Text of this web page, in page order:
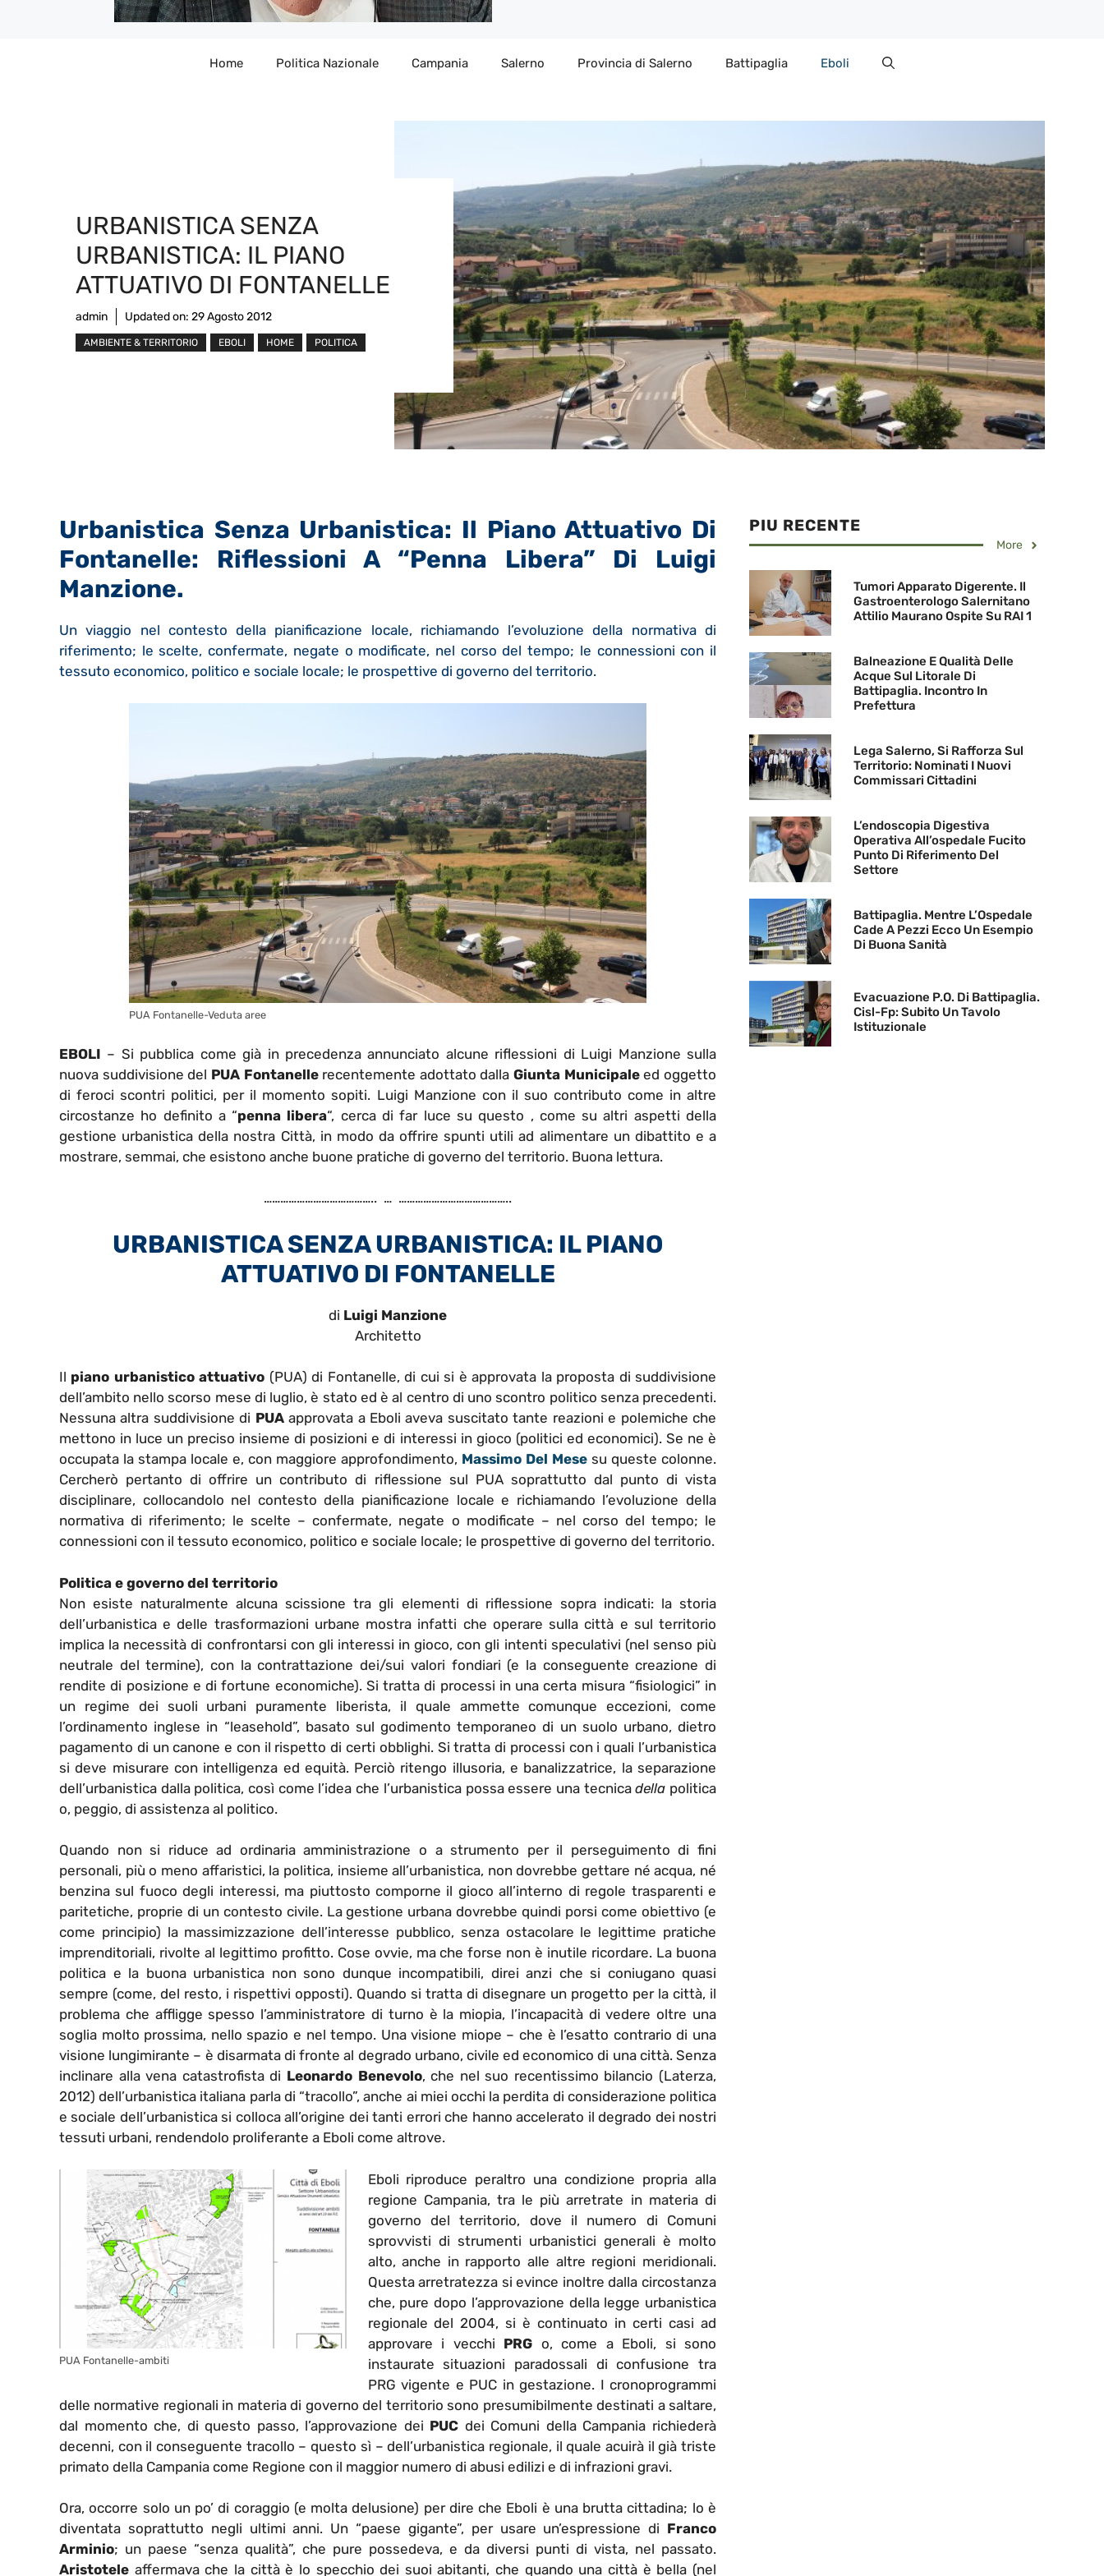
Home Politica Nazionale Campania Salerno Provincia di Salerno Battipaglia Eboli
URBANISTICA SENZA
URBANISTICA: IL PIANO
ATTUATIVO DI FONTANELLE
admin Updated on: 29 Agosto 2012
AMBIENTE & TERRITORIO EBOLI HOME POLITICA
Urbanistica Senza Urbanistica: Il Piano Attuativo Di
Fontanelle: Riflessioni A “penna Libera” Di Luigi
Manzione.
Un viaggio nel contesto della pianificazione locale, richiamando l’evoluzione della normativa di
riferimento; le scelte, confermate, negate o modificate, nel corso del tempo; le connessioni con il
tessuto economico, politico e sociale locale; le prospettive di governo del territorio.
PUA Fontanelle-Veduta aree
EBOLI – Si pubblica come già in precedenza annunciato alcune riflessioni di Luigi Manzione sulla
nuova suddivisione del PUA Fontanellerecentemente adottato dallaGiunta Municipaleed oggetto
di feroci scontri politici, per il momento sopiti. Luigi Manzione con il suo contributo come in altre
circostanze ho definito a “penna libera“, cerca di far luce su questo , come su altri aspetti della
gestione urbanistica della nostra Città, in modo da offrire spunti utili ad alimentare un dibattito e a
mostrare, semmai, che esistono anche buone pratiche di governo del territorio. Buona lettura.
………………………………….. … …………………………………..
URBANISTICA SENZA URBANISTICA: IL PIANO
ATTUATIVO DI FONTANELLE
di Luigi Manzione
Architetto
Il piano urbanistico attuativo (PUA) di Fontanelle, di cui si è approvata la proposta di suddivisione
dell’ambito nello scorso mese di luglio, è stato ed è al centro di uno scontro politico senza precedenti.
Nessuna altra suddivisione di PUAapprovata a Eboli aveva suscitato tante reazioni e polemiche che
mettono in luce un preciso insieme di posizioni e di interessi in gioco (politici ed economici). Se ne è
occupata la stampa locale e, con maggiore approfondimento, Massimo Del Mese su queste colonne.
Cercherò pertanto di offrire un contributo di riflessione sul PUA soprattutto dal punto di vista
disciplinare, collocandolo nel contesto della pianificazione locale e richiamando l’evoluzione della
normativa di riferimento; le scelte – confermate, negate o modificate – nel corso del tempo; le
connessioni con il tessuto economico, politico e sociale locale; le prospettive di governo del territorio.
Politica e governo del territorio
Non esiste naturalmente alcuna scissione tra gli elementi di riflessione sopra indicati: la storia
dell’urbanistica e delle trasformazioni urbane mostra infatti che operare sulla città e sul territorio
implica la necessità di confrontarsi con gli interessi in gioco, con gli intenti speculativi (nel senso più
neutrale del termine), con la contrattazione dei/sui valori fondiari (e la conseguente creazione di
rendite di posizione e di fortune economiche). Si tratta di processi in una certa misura “fisiologici” in
un regime dei suoli urbani puramente liberista, il quale ammette comunque eccezioni, come
l’ordinamento inglese in “leasehold”, basato sul godimento temporaneo di un suolo urbano, dietro
pagamento di un canone e con il rispetto di certi obblighi. Si tratta di processi con i quali l’urbanistica
si deve misurare con intelligenza ed equità. Perciò ritengo illusoria, e banalizzatrice, la separazione
dell’urbanistica dalla politica, così come l’idea che l’urbanistica possa essere una tecnicadella politica
o, peggio, di assistenza al politico.
Quando non si riduce ad ordinaria amministrazione o a strumento per il perseguimento di fini
personali, più o meno affaristici, la politica, insieme all’urbanistica, non dovrebbe gettare né acqua, né
benzina sul fuoco degli interessi, ma piuttosto comporne il gioco all’interno di regole trasparenti e
paritetiche, proprie di un contesto civile. La gestione urbana dovrebbe quindi porsi come obiettivo (e
come principio) la massimizzazione dell’interesse pubblico, senza ostacolare le legittime pratiche
imprenditoriali, rivolte al legittimo profitto. Cose ovvie, ma che forse non è inutile ricordare. La buona
politica e la buona urbanistica non sono dunque incompatibili, direi anzi che si coniugano quasi
sempre (come, del resto, i rispettivi opposti). Quando si tratta di disegnare un progetto per la città, il
problema che affligge spesso l’amministratore di turno è la miopia, l’incapacità di vedere oltre una
soglia molto prossima, nello spazio e nel tempo. Una visione miope – che è l’esatto contrario di una
visione lungimirante – è disarmata di fronte al degrado urbano, civile ed economico di una città. Senza
inclinare alla vena catastrofista di Leonardo Benevolo, che nel suo recentissimo bilancio (Laterza,
2012) dell’urbanistica italiana parla di “tracollo”, anche ai miei occhi la perdita di considerazione politica
e sociale dell’urbanistica si colloca all’origine dei tanti errori che hanno accelerato il degrado dei nostri
tessuti urbani, rendendolo proliferante a Eboli come altrove.
PUA Fontanelle-ambiti
Eboli riproduce peraltro una condizione propria alla
regione Campania, tra le più arretrate in materia di
governo del territorio, dove il numero di Comuni
sprovvisti di strumenti urbanistici generali è molto
alto, anche in rapporto alle altre regioni meridionali.
Questa arretratezza si evince inoltre dalla circostanza
che, pure dopo l’approvazione della legge urbanistica
regionale del 2004, si è continuato in certi casi ad
approvare i vecchi PRG o, come a Eboli, si sono
instaurate situazioni paradossali di confusione tra
PRG vigente e PUC in gestazione. I cronoprogrammi
delle normative regionali in materia di governo del territorio sono presumibilmente destinati a saltare,
dal momento che, di questo passo, l’approvazione dei PUC dei Comuni della Campania richiederà
decenni, con il conseguente tracollo – questo sì – dell’urbanistica regionale, il quale acuirà il già triste
primato della Campania come Regione con il maggior numero di abusi edilizi e di infrazioni gravi.
Ora, occorre solo un po’ di coraggio (e molta delusione) per dire che Eboli è una brutta cittadina; lo è
diventata soprattutto negli ultimi anni. Un “paese gigante”, per usare un’espressione di Franco
Arminio; un paese “senza qualità”, che pure possedeva, e da diversi punti di vista, nel passato.
Aristotele affermava che la città è lo specchio dei suoi abitanti, che quando una città è bella (nel
PIU RECENTE
More
Tumori Apparato Digerente. Il
Gastroenterologo Salernitano
Attilio Maurano Ospite Su RAI 1
Balneazione E Qualità Delle
Acque Sul Litorale Di
Battipaglia. Incontro In
Prefettura
Lega Salerno, Si Rafforza Sul
Territorio: Nominati I Nuovi
Commissari Cittadini
L’endoscopia Digestiva
Operativa All’ospedale Fucito
Punto Di Riferimento Del
Settore
Battipaglia. Mentre L’Ospedale
Cade A Pezzi Ecco Un Esempio
Di Buona Sanità
Evacuazione P.O. Di Battipaglia.
Cisl-Fp: Subito Un Tavolo
Istituzionale